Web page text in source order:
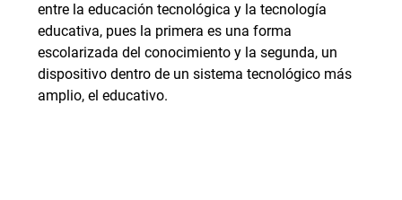
entre la educación tecnológica y la tecnología
educativa, pues la primera es una forma
escolarizada del conocimiento y la segunda, un
dispositivo dentro de un sistema tecnológico más
amplio, el educativo.